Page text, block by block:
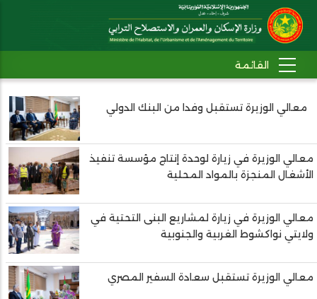
معالي الوزيرة تستقبل وفدا من البنك الدولي
معالي الوزيرة في زيارة لوحدة إنتاج مؤسسة تنفيذ
الأشغال المنجزة بالمواد المحلية
معالي الوزيرة في زيارة لمشاريع البنى التحتية في
ولايتي نواكشوط الغربية والجنوبية
معالي الوزيرة تستقبل سعادة السفير المصري
Pagination